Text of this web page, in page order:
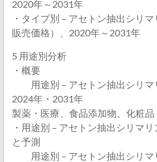
2020年～2031年
・タイプ別 – アセトン抽出シリ
販売価格）、2020年～2031年
5 用途別分析
・概要
用途別 – アセトン抽出シリマ
2024年・2031年
製薬・医療、食品添加物、化粧
・用途別 – アセトン抽出シリマ
と予測
用途別 – アセトン抽出シリマ